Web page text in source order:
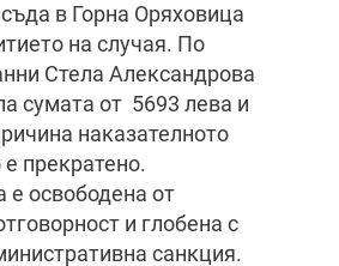
в Горна Оряховица
на случая. По
Стела Александрова
сумата от 5693 лева и
наказателното
прекратено.
е освободена от
и глобена с
санкция.